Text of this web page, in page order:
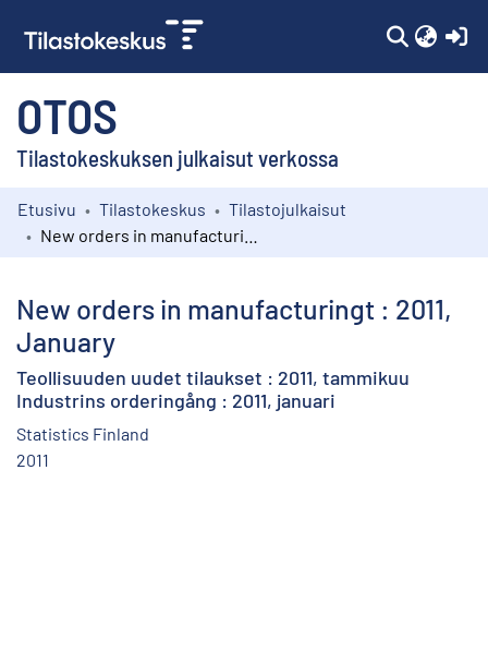
OTOS
Tilastokeskuksen julkaisut verkossa
Kokoelmat
Etusivu Tilastokeskus
Tilastojulkaisut
New orders in manufacturingt : 2011,
January
Teollisuuden uudet tilaukset : 2011, tammikuu
Industrins orderingång : 2011, januari
Statistics Finland
2011